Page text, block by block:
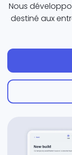
Nous
destiné aux